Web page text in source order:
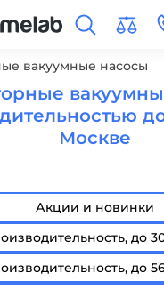
вакуумные насосы
Москве
Акции и новинки
до
до